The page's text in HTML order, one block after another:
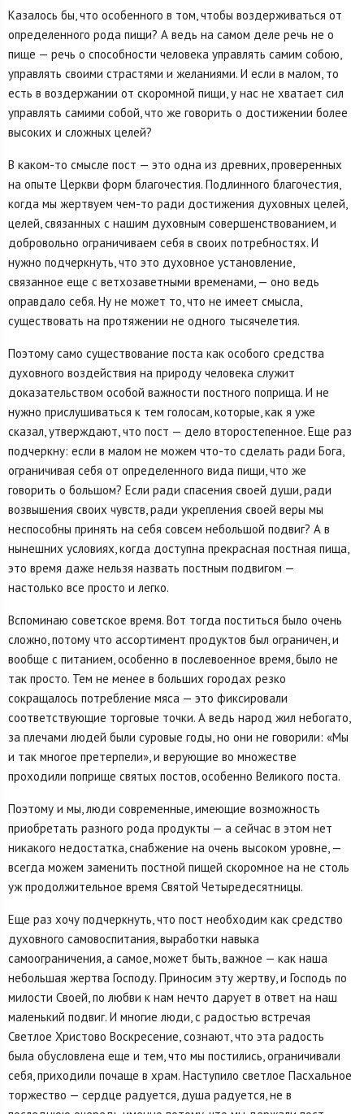
Казалось бы, что особенного в том, чтобы воздерживаться от
определенного рода пищи? А ведь на самом деле речь не о
пище — речь о способности человека управлять самим собою,
управлять своими страстями и желаниями. И если в малом, то
есть в воздержании от скоромной пищи, у нас не хватает сил
управлять самими собой, что же говорить о достижении более
высоких и сложных целей?
В каком-то смысле пост — это одна из древних, проверенных
на опыте Церкви форм благочестия. Подлинного благочестия,
когда мы жертвуем чем-то ради достижения духовных целей,
целей, связанных с нашим духовным совершенствованием, и
добровольно ограничиваем себя в своих потребностях. И
нужно подчеркнуть, что это духовное установление,
связанное еще с ветхозаветными временами, — оно ведь
оправдало себя. Ну не может то, что не имеет смысла,
существовать на протяжении не одного тысячелетия.
Поэтому само существование поста как особого средства
духовного воздействия на природу человека служит
доказательством особой важности постного поприща. И не
нужно прислушиваться к тем голосам, которые, как я уже
сказал, утверждают, что пост — дело второстепенное. Еще раз
подчеркну: если в малом не можем что-то сделать ради Бога,
ограничивая себя от определенного вида пищи, что же
говорить о большом? Если ради спасения своей души, ради
возвышения своих чувств, ради укрепления своей веры мы
неспособны принять на себя совсем небольшой подвиг? А в
нынешних условиях, когда доступна прекрасная постная пища,
это время даже нельзя назвать постным подвигом —
настолько все просто и легко.
Вспоминаю советское время. Вот тогда поститься было очень
сложно, потому что ассортимент продуктов был ограничен, и
вообще с питанием, особенно в послевоенное время, было не
так просто. Тем не менее в больших городах резко
сокращалось потребление мяса — это фиксировали
соответствующие торговые точки. А ведь народ жил небогато,
за плечами людей были суровые годы, но они не говорили: «Мы
и так многое претерпели», и верующие во множестве
проходили поприще святых постов, особенно Великого поста.
Поэтому и мы, люди современные, имеющие возможность
приобретать разного рода продукты — а сейчас в этом нет
никакого недостатка, снабжение на очень высоком уровне, —
всегда можем заменить постной пищей скоромное на не столь
уж продолжительное время Святой Четыредесятницы.
Еще раз хочу подчеркнуть, что пост необходим как средство
духовного самовоспитания, выработки навыка
самоограничения, а самое, может быть, важное — как наша
небольшая жертва Господу. Приносим эту жертву, и Господь по
милости Своей, по любви к нам нечто дарует в ответ на наш
маленький подвиг. И многие люди, с радостью встречая
Светлое Христово Воскресение, сознают, что эта радость
была обусловлена еще и тем, что мы постились, ограничивали
себя, приходили почаще в храм. Наступило светлое Пасхальное
торжество — сердце радуется, душа радуется, не в